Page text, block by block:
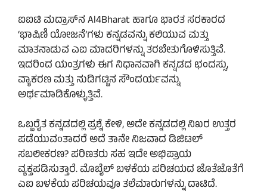
ಐಐಟಿ ಮದ್ರಾಸ್‌ನ Al4Bharat ಹಾಗೂ ಭಾರತ ಸರಕಾರದ
‘ಭಾಷಿಣಿ ಯೋಜನೆ’ಗಳು ಕನ್ನಡವನ್ನು ಕಲಿಯುವ ಮತ್ತು
ಮಾತನಾಡುವ ಎಐ ಮಾದರಿಗಳನ್ನು ತರಬೇತುಗೊಳಿಸುತ್ತಿವೆ.
ಇದರಿಂದ ಯಂತ್ರಗಳು ಈಗ ನಿಧಾನವಾಗಿ ಕನ್ನಡದ ಛಂದಸ್ಸು,
ವ್ಯಾಕರಣ ಮತ್ತು ನುಡಿಗಟ್ಟಿನ ಸೌಂದರ್ಯವನ್ನು
ಅರ್ಥಮಾಡಿಕೊಳ್ಳುತ್ತಿವೆ.
ಒಬ್ಬರೈತ ಕನ್ನಡದಲ್ಲಿ ಪ್ರಶ್ನೆ ಕೇಳಿ, ಅದೇ ಕನ್ನಡದಲ್ಲಿ ನಿಖರ ಉತ್ತರ
ಪಡೆಯುವಂತಾದರೆ ಅದೆ ತಾನೇ ನಿಜವಾದ ಡಿಜಿಟಲ್
ಸಬಲೀಕರಣ? ಪರಿಣತರು ಸಹ ಇದೇ ಅಭಿಪ್ರಾಯ
ವ್ಯಕ್ತಪಡಿಸುತ್ತಾರೆ. ಮೊಬೈಲ್ ಬಳಕೆಯ ಪರಿಚಯದ ಜೊತೆಜೊತೆಗೆ
ಎಐ ಬಳಕೆಯ ಪರಿಚಯವೂ ತಲೆಮಾರುಗಳನ್ನು ದಾಟಿದೆ.